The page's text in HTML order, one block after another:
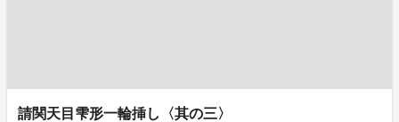
請関天目雫形一輪挿し〈其の三〉